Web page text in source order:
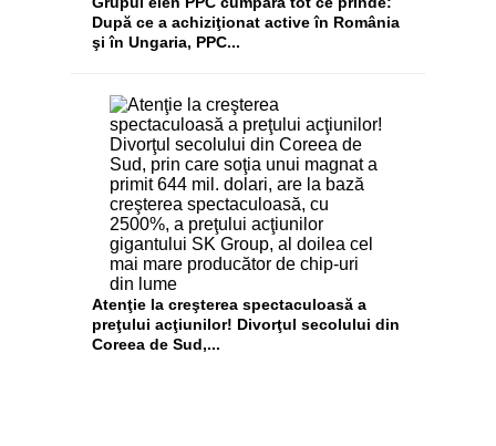
După ce a achiziţionat active în România
şi în Ungaria, PPC...
Atenţie la creşterea spectaculoasă a
preţului acţiunilor! Divorţul secolului din
Coreea de Sud,...